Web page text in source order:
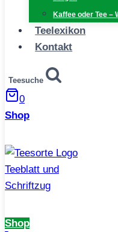
Kaffee oder Tee –
Teelexikon
Kontakt
Teesuche
0
Shop
Shop